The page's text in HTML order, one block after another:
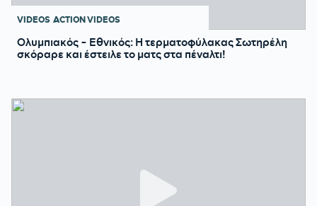
VIDEOS ACTION VIDEOS
Ολυμπιακός - Εθνικός: Η τερματοφύλακας Σωτηρέλη
σκόραρε και έστειλε το ματς στα πέναλτι!